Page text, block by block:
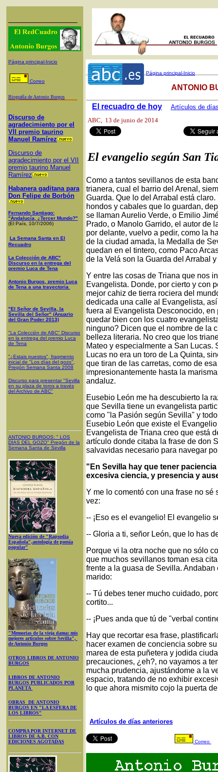
Página principal-Inicio
Correo
Biografía de Antonio Burgos
Discurso de
agradecimiento por el
VII premio taurino
Manuel Ramírez
Discurso de
agradecimiento por el VII
premio taurino Manuel
Ramírez
Habanera gaditana para
Don Felipe de Borbón
Fernando Santiago:
"Andalucía, ¿Tercer Mundo?"
(El País, 10/7/2006)
La Semana Santa en El
Recuadro
La Colección de ABC"
Discurso en la entrega del
premio Luca de Tena
Antonio Burgos, premio Luca
de Tena a una trayectoria
"El Señor de Sevilla, la
Sevilla del Señor" (Anuario
del Gran Poder 2013)
"La Colección de ABC" Discurso
en la entrega del premio Luca
de Tena
"¿Estais puestos", fragmento
inicial de "Los días del gozo",
Pregón Semana Santa 2008
Discurso para presentar "Sevilla
en su plaza de toros a través
del Archivo de ABC"
ANTONIO BURGOS: " LOS
DÍAS DEL GOZO" Pregón de la
Semana Santa de Sevilla
Nueva edición de "Rapsodia
Española",antología de poesía
popular"
"Memorias de la vieja dama: mis
mejores artículos sobre Sevilla",
de Antonio Burgos
OTROS LIBROS DE ANTONIO
BURGOS
LIBROS DE ANTONIO
BURGOS PUBLICADOS POR
PLANETA
OBRAS DE ANTONIO
BURGOS EN "LA ESFERA DE
LOS LIBROS"
COMPRA POR INTERNET DE
LIBROS DE A.B. CON
EDICIONES AGOTADAS
Página principal-Inicio
El recuadro de hoy Artículos de
ANTONIO
ABC, 13 de junio de 2014
El evangelio según San
Como a tantos sevillanos de esta
trianera, cual el barrio del Arenal,
Guarda. Que lo del Arrabal está
hondos y cabales que lo guardan,
se llaman Aurelio Verde, o Emilio
Prado, o Manolo Garrido, el autor de
por delante, vuelvo a pedir, como la
de la ciudad amada, la Medalla de
quedan en el tintero, como Paco
de la Velá son la Guarda del Arrabal
Y entre las cosas de Triana que nos
Evangelista. Donde, por cierto y con
mejor cahiz de tierra rociera del
dedicada una calle al Evangelista,
fuera al Evangelista Desconocido,
quedar bien con los cuatro
ninguno? Dicen que el nombre de la
belleza literaria. No creo que los
Mateo y especialmente a San Lucas.
Lucas no era un toro de La Quinta,
que tiran de las carretas, como de
impresionantemente hasta la
andaluz.
Eusebio León me ha descubierto la
que Sevilla tiene un evangelista
como "la Pasión según Sevilla" y
Eusebio León que existe el
Evangelista de Triana creo que está
artículo donde citaba la frase de don
salvavidas necesario para navegar
"En Sevilla hay que tener
excesiva ciencia, y presencia y
Y me lo comentó con una frase no
vez:
-- ¡Eso es el evangelio! El evangelio
-- Gloria a ti, señor León, que lo has
Porque vi la otra noche que no sólo
que muchos sevillanos toman esa
frente a la guasa de Sevilla.
marido:
-- Tú debes tener mucho cuidado,
cortito...
-- ¡Pues anda que tú de "verbal
Hay que recortar esa frase,
hacer examen de conciencia sobre
marea de esta puñetera y jodida
precauciones, ¿eh?, no vayamos a
mucha prudencia, ajustándome a la
espacio, tratando de no exhibir
lo que ahora mismito cojo la puerta
Artículos de días anteriores
Correo